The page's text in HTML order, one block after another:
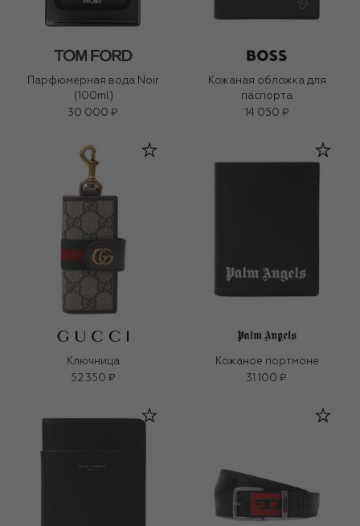
Парфюмерная вода Noir
(100ml)
30 000 ₽
Кожаная обложка для
паспорта
14 050 ₽
Ключница
52 350 ₽
Кожаное портмоне
31 100 ₽